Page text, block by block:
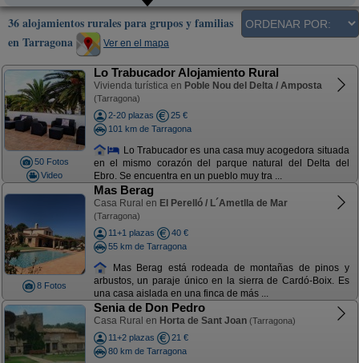
36 alojamientos rurales para grupos y familias
en Tarragona
Ver en el mapa
50 Fotos
Video
Lo Trabucador Alojamiento Rural
Vivienda turística en Poble Nou del Delta / Amposta
(Tarragona)
2-20 plazas
25 €
101 km de Tarragona
Lo Trabucador es una casa muy acogedora situada
en el mismo corazón del parque natural del Delta del
Ebro. Se encuentra en un pueblo muy tra ...
8 Fotos
Mas Berag
Casa Rural en El Perelló / L´Ametlla de Mar
(Tarragona)
11+1 plazas
40 €
55 km de Tarragona
Mas Berag está rodeada de montañas de pinos y
arbustos, un paraje único en la sierra de Cardó-Boix. Es
una casa aislada en una finca de más ...
Senia de Don Pedro
Casa Rural en Horta de Sant Joan (Tarragona)
11+2 plazas
21 €
80 km de Tarragona